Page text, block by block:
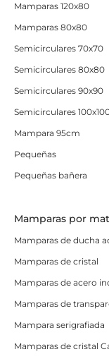
Mamparas 120x80
Mamparas 80x80
Semicirculares 70x70
Semicirculares 80x80
Semicirculares 90x90
Semicirculares
Mampara 95cm
Pequeñas
Pequeñas bañera
Mamparas por
Mamparas de ducha
Mamparas de cristal
Mamparas de acero
Mamparas de
Mampara serigrafiada
Mamparas de cristal